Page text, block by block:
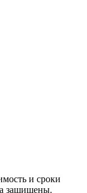
и сроки
защищены.